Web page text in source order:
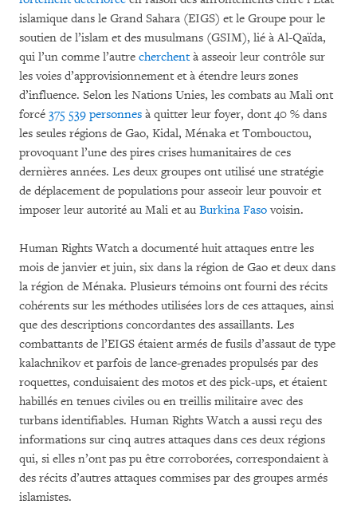
islamique dans le Grand Sahara (EIGS) et le Groupe pour le
soutien de l’islam et des musulmans (GSIM), lié à Al-Qaïda,
qui l’un comme l’autre cherchentà asseoir leur contrôle sur
les voies d’approvisionnement et à étendre leurs zones
d’influence. Selon les Nations Unies, les combats au Mali ont
forcé 375 539 personnes à quitter leur foyer, dont 40 % dans
les seules régions de Gao, Kidal, Ménaka et Tombouctou,
provoquant l’une des pires crises humanitaires de ces
dernières années. Les deux groupes ont utilisé une stratégie
de déplacement de populations pour asseoir leur pouvoir et
imposer leur autorité au Mali et au Burkina Fasovoisin.
Human Rights Watch a documenté huit attaques entre les
mois de janvier et juin, six dans la région de Gao et deux dans
la région de Ménaka. Plusieurs témoins ont fourni des récits
cohérents sur les méthodes utilisées lors de ces attaques, ainsi
que des descriptions concordantes des assaillants. Les
combattants de l’EIGS étaient armés de fusils d’assaut de type
kalachnikov et parfois de lance-grenades propulsés par des
roquettes, conduisaient des motos et des pick-ups, et étaient
habillés en tenues civiles ou en treillis militaire avec des
turbans identifiables. Human Rights Watch a aussi reçu des
informations sur cinq autres attaques dans ces deux régions
qui, si elles n’ont pas pu être corroborées, correspondaient à
des récits d’autres attaques commises par des groupes armés
islamistes.